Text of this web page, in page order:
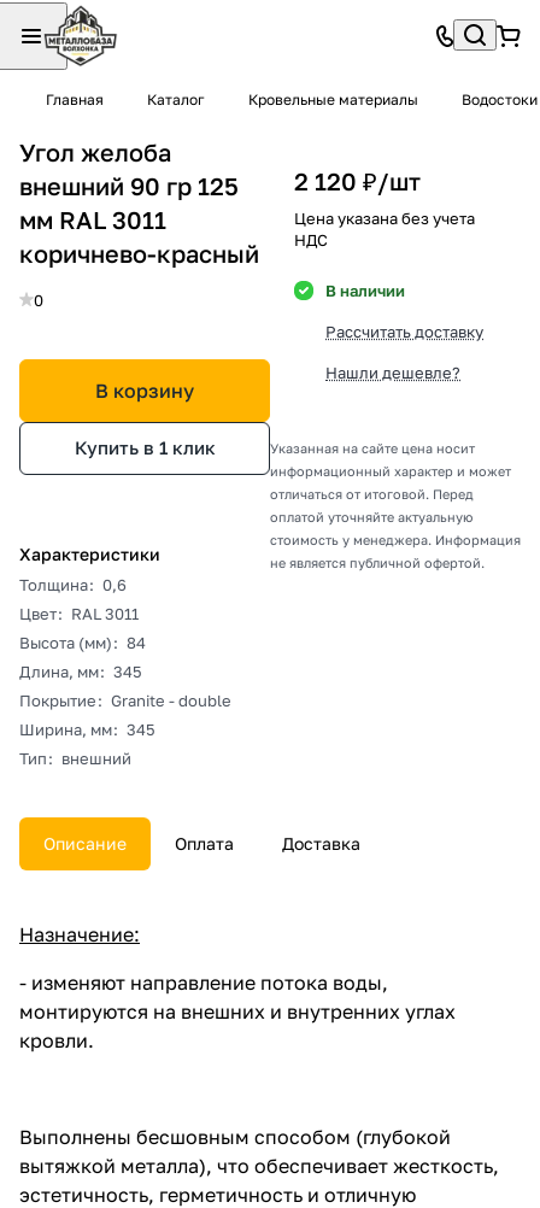
Главная Каталог Кровельные материалы Водостоки
Угол желоба
внешний 90 гр 125
мм RAL 3011
коричнево-красный
0
В корзину
Купить в 1 клик
Характеристики
Толщина: 0,6
Цвет: RAL 3011
Высота (мм): 84
Длина, мм: 345
Покрытие: Granite - double
Ширина, мм: 345
Тип: внешний
2 120 ₽/шт
Цена указана без учета
НДС
В наличии
Рассчитать доставку
Нашли дешевле?
Указанная на сайте цена носит
информационный характер и может
отличаться от итоговой. Перед
оплатой уточняйте актуальную
стоимость у менеджера. Информация
не является публичной офертой.
Описание Оплата Доставка
Назначение:
- изменяют направление потока воды,
монтируются на внешних и внутренних углах
кровли.
Выполнены бесшовным способом (глубокой
вытяжкой металла), что обеспечивает жесткость,
эстетичность, герметичность и отличную